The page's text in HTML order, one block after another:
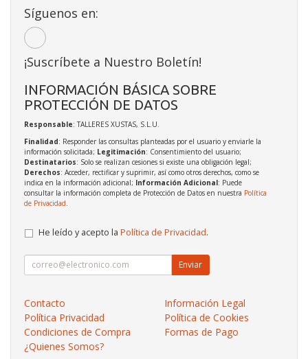
Síguenos en:
¡Suscríbete a Nuestro Boletín!
INFORMACIÓN BÁSICA SOBRE
PROTECCIÓN DE DATOS
Responsable: TALLERES XUSTAS, S.L.U.
Finalidad: Responder las consultas planteadas por el usuario y enviarle la
información solicitada; Legitimación: Consentimiento del usuario;
Destinatarios: Solo se realizan cesiones si existe una obligación legal;
Derechos: Acceder, rectificar y suprimir, así como otros derechos, como se
indica en la información adicional; Información Adicional: Puede
consultar la información completa de Protección de Datos en nuestra Política
de Privacidad.
He leído y acepto la Política de Privacidad.
Enviar
Contacto
Información Legal
Política Privacidad
Política de Cookies
Condiciones de Compra
Formas de Pago
¿Quienes Somos?